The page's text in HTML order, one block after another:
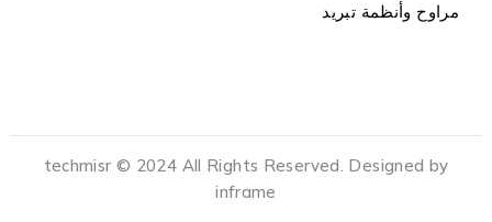
مراوح وأنظمة تبريد
techmisr © 2024 All Rights Reserved. Designed by
inframe